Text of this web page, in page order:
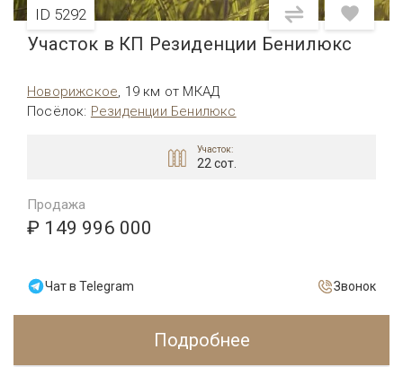
ID 5292
Участок в КП Резиденции Бенилюкс
Новорижское, 19 км от МКАД
Посёлок: Резиденции Бенилюкс
Участок:
22 сот.
Продажа
₽ 149 996 000
Чат в Telegram Звонок
Подробнее